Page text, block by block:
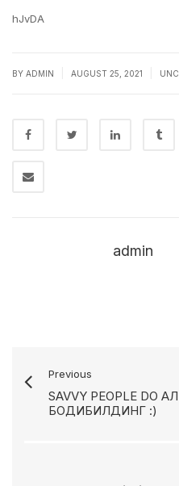
hJvDA
BY ADMIN AUGUST 25, 2021
admin
Previous
SAVVY PEOPLE DO
БОДИБИЛДИНГ :)